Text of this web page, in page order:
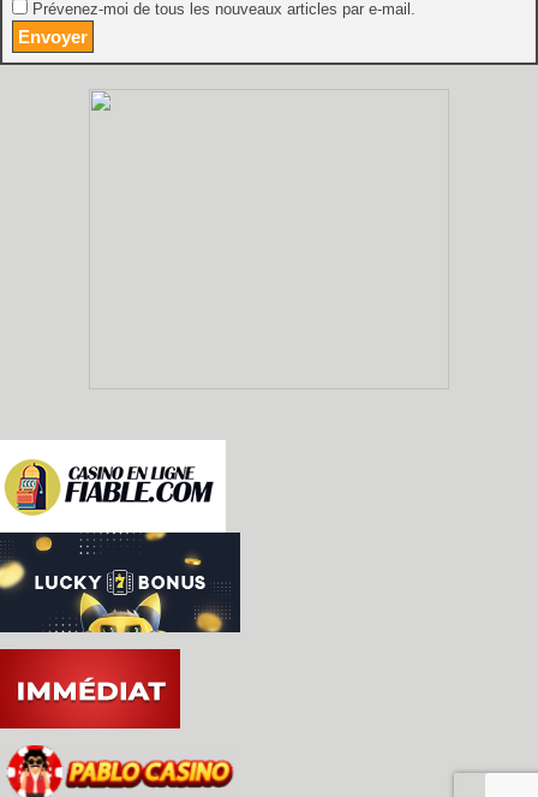
Prévenez-moi de tous les nouveaux articles par e-mail.